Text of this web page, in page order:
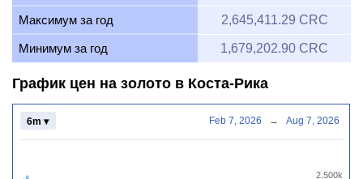
Максимум за год 2,645,411.29 CRC
Минимум за год 1,679,202.90 CRC
График цен на золото в Коста-Рика
2,500k
6m ▾ Feb 7, 2026 → Aug 7, 2026